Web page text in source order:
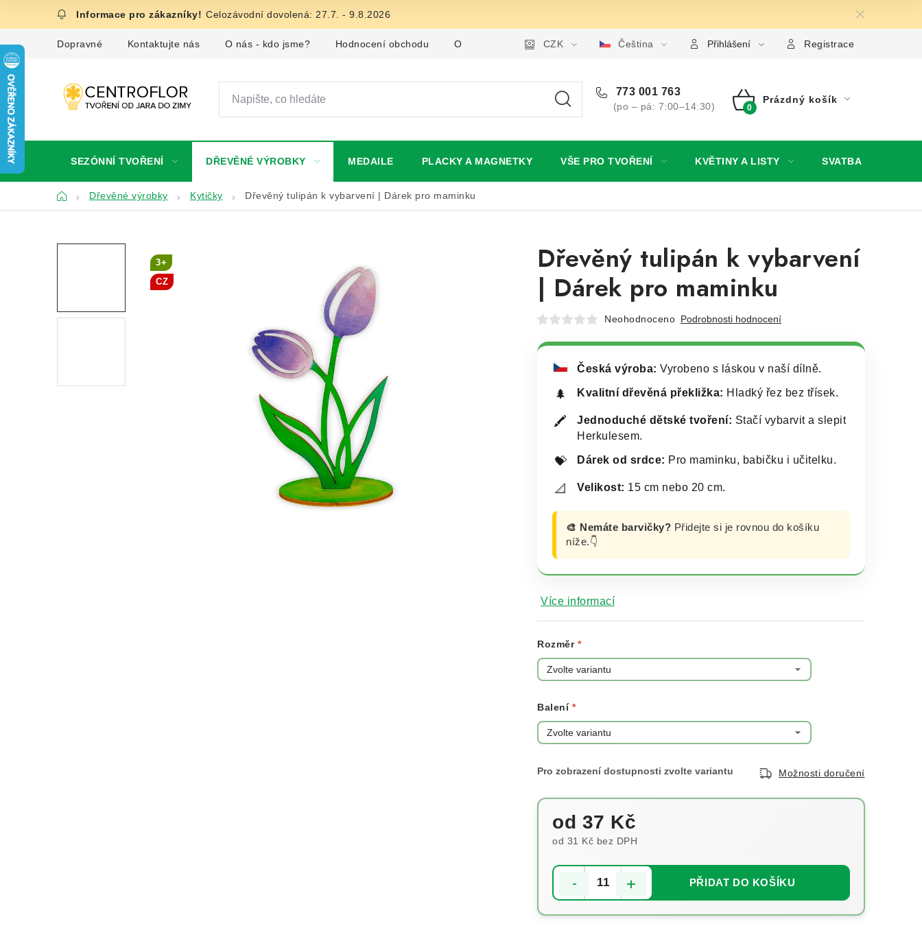
obsah
Celozávodní dovolená: 27.7. - 9.8.2026
Dopravné Kontaktujte nás O nás - kdo jsme? Hodnocení obchodu Obchodní podmínky Podmínky ochrany osobních údajů Jak získat lepší ceny?
CZK Čeština Přihlášení Registrace
773 001 763
(po – pá: 7:00–14:30)
NÁKUPNÍ
Prázdný košík
SEZÓNNÍ TVOŘENÍ DŘEVĚNÉ VÝROBKY MEDAILE PLACKY A MAGNETKY VŠE PRO TVOŘENÍ KVĚTINY A LISTY SVATBA
DomůDřevěné výrobky Kytičky Dřevěný tulipán k vybarvení | Dárek pro maminku
Dřevěný tulipán k vybarvení
| Dárek pro maminku
Neohodnoceno Podrobnosti hodnocení
Česká výroba: Vyrobeno s láskou v naší dílně.
🌲 Kvalitní dřevěná překližka: Hladký řez bez třísek.
🖍️ Jednoduché dětské tvoření: Stačí vybarvit a slepit
Herkulesem.
💝 Dárek od srdce: Pro maminku, babičku i učitelku.
📐 Velikost: 15 cm nebo 20 cm.
🎨 Nemáte barvičky? Přidejte si je rovnou do košíku
níže.👇
Více informací
Rozměr
Balení
Možnosti doručení
od 37 Kč
od 31 Kč bez DPH
PŘIDAT DO KOŠÍKU
3+
CZ